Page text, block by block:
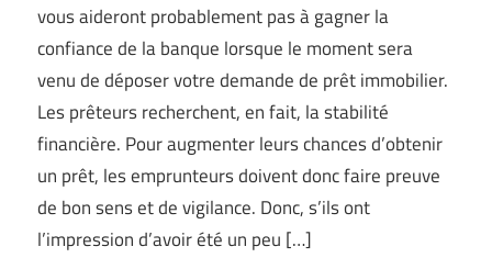
vous aideront probablement pas à gagner la
confiance de la banque lorsque le moment sera
venu de déposer votre demande de prêt immobilier.
Les prêteurs recherchent, en fait, la stabilité
financière. Pour augmenter leurs chances d’obtenir
un prêt, les emprunteurs doivent donc faire preuve
de bon sens et de vigilance. Donc, s’ils ont
l’impression d’avoir été un peu […]